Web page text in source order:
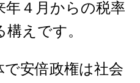
年４月からの税率
えです。
安倍政権は社会